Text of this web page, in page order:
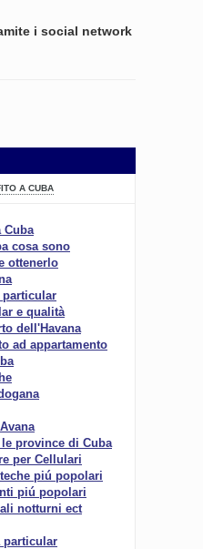
i social network
A CUBA
Cuba
cosa sono
ottenerlo
particular
e qualità
dell'Havana
ad appartamento
province di Cuba
per Cellulari
piú popolari
piú popolari
notturni ect
particular